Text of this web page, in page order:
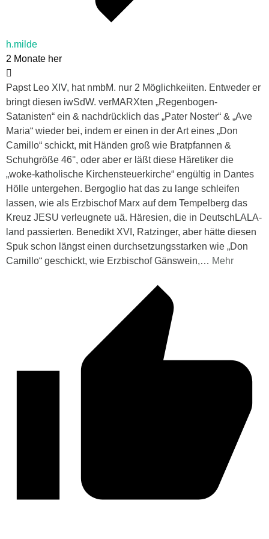
h.milde
2 Monate her
Papst Leo XIV, hat nmbM. nur 2 Möglichkeiiten. Entweder er
bringt diesen iwSdW. verMARXten „Regenbogen-
Satanisten“ ein & nachdrücklich das „Pater Noster“ & „Ave
Maria“ wieder bei, indem er einen in der Art eines „Don
Camillo“ schickt, mit Händen groß wie Bratpfannen &
Schuhgröße 46°, oder aber er läßt diese Häretiker die
„woke-katholische Kirchensteuerkirche“ engültig in Dantes
Hölle untergehen. Bergoglio hat das zu lange schleifen
lassen, wie als Erzbischof Marx auf dem Tempelberg das
Kreuz JESU verleugnete uä. Häresien, die in DeutschLALA-
land passierten. Benedikt XVI, Ratzinger, aber hätte diesen
Spuk schon längst einen durchsetzungsstarken wie „Don
Camillo“ geschickt, wie Erzbischof Gänswein,… Mehr